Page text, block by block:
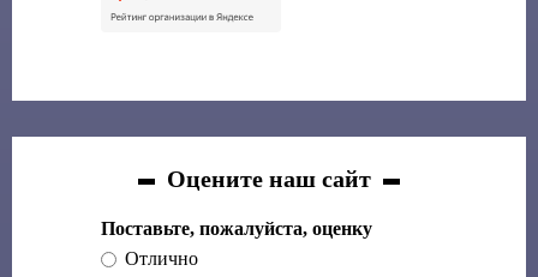
Оцените наш сайт
Поставьте, пожалуйста, оценку
Отлично